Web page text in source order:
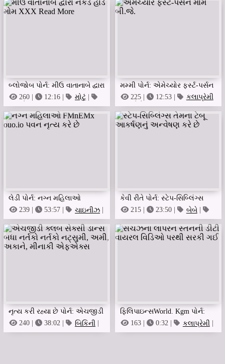
બ્લોજોબ પોર્ન: મીઉ વાતાનાબે દ્વારા
નેકેડ હાર્ડ મોમ Xxx Read More
260 | 12:16 | મોટું |
બાયસેક્સુઅલ
મમ્મી પોર્ન: એમેચ્યોર ફર્સ્ટ-પર્સન
મોમ બી.જે.
225 | 12:53 |
કલાપ્રેમી
|
બેબે
લેડી પોર્ન: નગ્ન મહિલાઓ
Fmnemx Ouo.io પવન નૃત્ય કરે
છે
239 | 53:57 | ચાઇનીઝ
નૃત્ય કરી રહ્યા છે
કેવી રીતે પોર્ન: સ્ટેપ-સિબ્લિંગ્સ
તેમના ટેબૂ આકર્ષણનું અન્વેષણ
કરે છે
215 | 23:50 | બેબે
સુંદરતા
નૃત્ય કરી રહ્યા છે પોર્ન: એચજીડી
ક્લબ સેક્સી ડાન્સ બધા નર્તકો
નર્તકો નટ્સુમી, અમી, અકાને,
240 | 38:02 | બિકિની
બાયસેક્સુઅલ
ફિલિપાઇન્સWorld. Kgm પોર્ન:
સચઝના લાપરન સ્તનની ડીંટી
વાયરલ વિડિઓ પરથી સરકી ગઈ
163 | 0:32 | કલાપ્રેમી
જોકે